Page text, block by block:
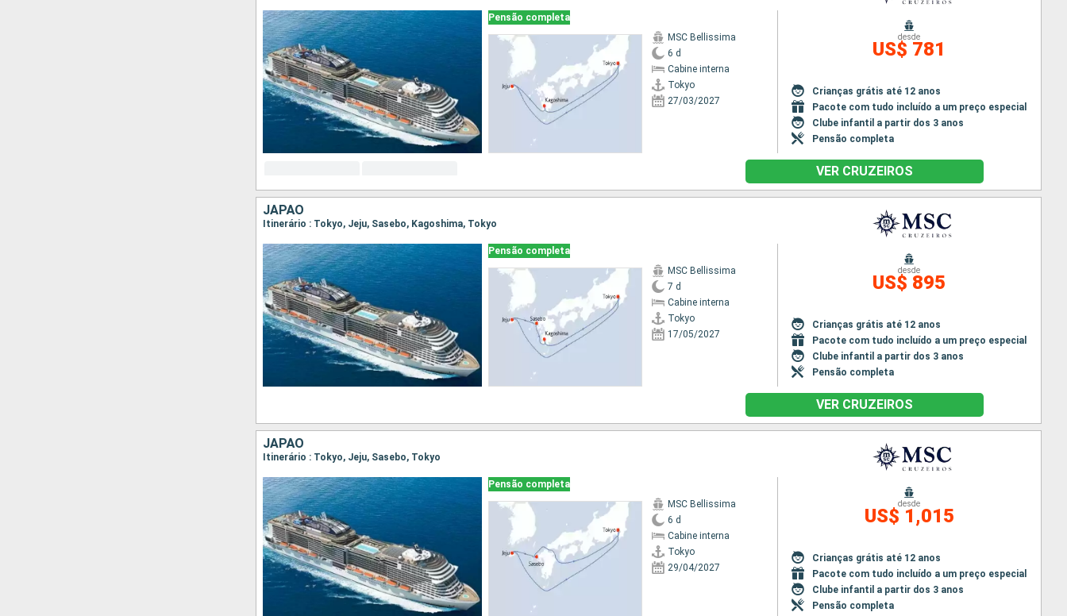
Pensão completa
MSC Bellissima
6 d
Cabine interna
Tokyo
27/03/2027
desde
US$ 781
Crianças grátis até 12 anos
Pacote com tudo incluído a um preço especial
Clube infantil a partir dos 3 anos
Pensão completa
VER CRUZEIROS
JAPÃO
Itinerário : Tokyo, Jeju, Sasebo, Kagoshima, Tokyo
Pensão completa
MSC Bellissima
7 d
Cabine interna
Tokyo
17/05/2027
desde
US$ 895
Crianças grátis até 12 anos
Pacote com tudo incluído a um preço especial
Clube infantil a partir dos 3 anos
Pensão completa
VER CRUZEIROS
JAPÃO
Itinerário : Tokyo, Jeju, Sasebo, Tokyo
Pensão completa
MSC Bellissima
6 d
Cabine interna
Tokyo
29/04/2027
desde
US$ 1,015
Crianças grátis até 12 anos
Pacote com tudo incluído a um preço especial
Clube infantil a partir dos 3 anos
Pensão completa